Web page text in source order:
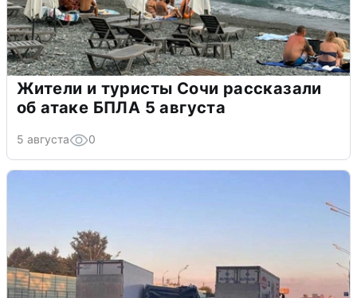
Жители и туристы Сочи рассказали
об атаке БПЛА 5 августа
5 августа 0